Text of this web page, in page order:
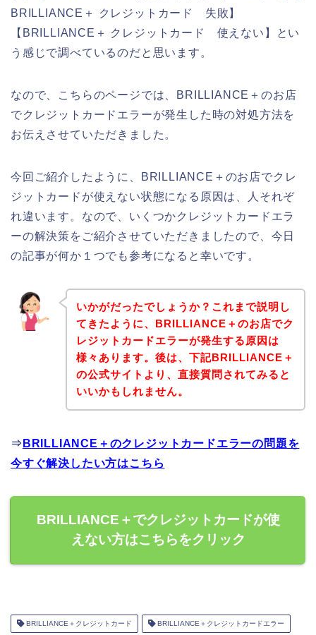
BRILLIANCE＋ クレジットカード 失敗】
【BRILLIANCE＋ クレジットカード 使えない】とい
う感じで調べているのだと思います。
なので、こちらのページでは、BRILLIANCE＋のお店
でクレジットカードエラーが発生した時の対処方法を
お伝えさせていただきました。
今回ご紹介したように、BRILLIANCE＋のお店でクレ
ジットカードが使えない状態になる原因は、人それぞ
れ違います。なので、いくつかクレジットカードエラ
ーの解決策をご紹介させていただきましたので、今日
の記事が何か１つでも参考になると幸いです。
いかがだったでしょうか？これまで説明し
てきたように、BRILLIANCE＋のお店でク
レジットカードエラーが発生する原因は
様々あります。後は、下記BRILLIANCE＋
の公式サイトより、直接質問されてみると
いいかもしれません。
⇒ BRILLIANCE＋のクレジットカードエラーの問題を
今すぐ解決したい方はこちら
BRILLIANCE＋でクレジットカードが使
えない方はこちらをクリック
BRILLIANCE＋クレジットカード BRILLIANCE＋クレジットカードエラー